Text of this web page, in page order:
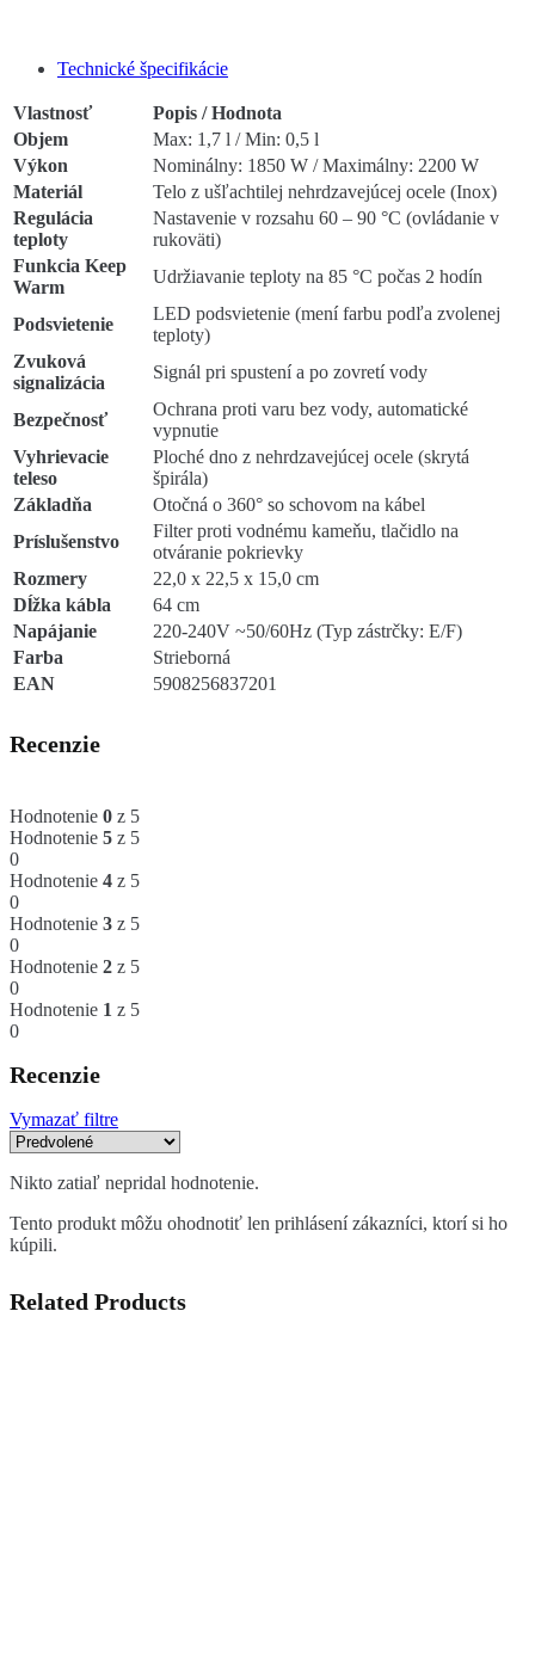
Technické špecifikácie
Vlastnosť
Popis / Hodnota
Objem
Max: 1,7 l / Min: 0,5 l
Výkon
Nominálny: 1850 W / Maximálny: 2200 W
Materiál
Telo z ušľachtilej nehrdzavejúcej ocele (Inox)
Regulácia
teploty
Nastavenie v rozsahu 60 – 90 °C (ovládanie v
rukoväti)
Funkcia Keep
Warm
Udržiavanie teploty na 85 °C počas 2 hodín
Podsvietenie
LED podsvietenie (mení farbu podľa zvolenej
teploty)
Zvuková
signalizácia
Signál pri spustení a po zovretí vody
Bezpečnosť
Ochrana proti varu bez vody, automatické
vypnutie
Vyhrievacie
teleso
Ploché dno z nehrdzavejúcej ocele (skrytá
špirála)
Základňa
Otočná o 360° so schovom na kábel
Príslušenstvo
Filter proti vodnému kameňu, tlačidlo na
otváranie pokrievky
Rozmery
22,0 x 22,5 x 15,0 cm
Dĺžka kábla
64 cm
Napájanie
220-240V ~50/60Hz (Typ zástrčky: E/F)
Farba
Strieborná
EAN
5908256837201
Recenzie
Hodnotenie 0 z 5
Hodnotenie 5 z 5
0
Hodnotenie 4 z 5
0
Hodnotenie 3 z 5
0
Hodnotenie 2 z 5
0
Hodnotenie 1 z 5
0
Recenzie
Vymazať filtre
Nikto zatiaľ nepridal hodnotenie.
Tento produkt môžu ohodnotiť len prihlásení zákazníci, ktorí si ho
kúpili.
Related Products